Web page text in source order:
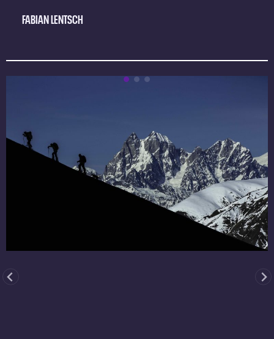
FABIAN LENTSCH